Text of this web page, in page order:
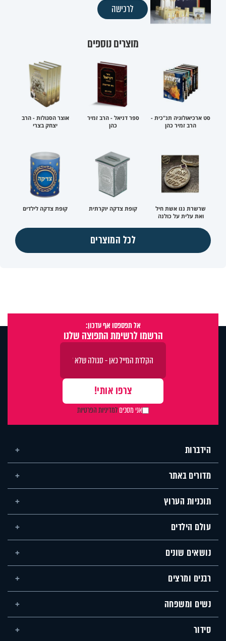
לרכישה
מוצרים נוספים
סט ארכיאולוגיה תנ"כית -
הרב זמיר כהן
ספר דניאל - הרב זמיר
כהן
אוצר הסגולות - הרב
יצחק בצרי
שרשרת ננו אשת חיל
ואת עלית על כולנה
קופת צדקה יוקרתית קופת צדקה לילדים
לכל המוצרים
אל תפספסו אף עדכון:
הרשמו לרשימת התפוצה שלנו
אני מסכיםלמדיניות הפרטיות
הידברות
מדורים באתר
תוכניות הערוץ
עולם הילדים
נושאים שונים
רבנים ומרצים
נשים ומשפחה
סידור